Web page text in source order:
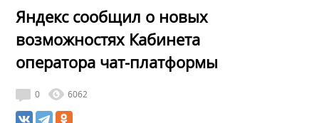
Яндекс сообщил о новых
возможностях Кабинета
оператора чат-платформы
0 6062